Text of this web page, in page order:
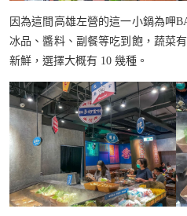
因為這間高雄左營的這一小鍋為呷
冰品、醬料、副餐等吃到飽，蔬菜
新鮮，選擇大概有 10 幾種。